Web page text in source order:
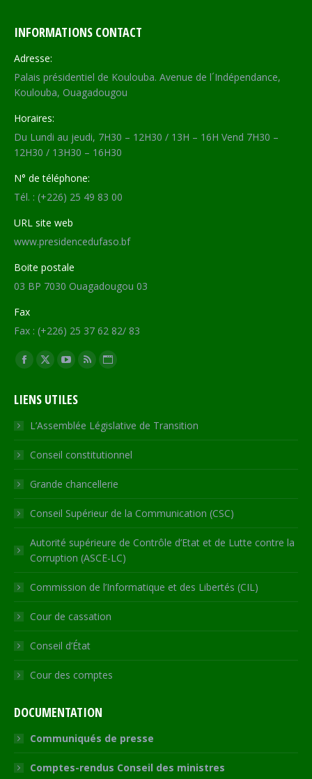
INFORMATIONS CONTACT
Adresse:
Palais présidentiel de Koulouba. Avenue de l´Indépendance,
Koulouba, Ouagadougou
Horaires:
Du Lundi au jeudi, 7H30 – 12H30 / 13H – 16H Vend 7H30 –
12H30 / 13H30 – 16H30
N° de téléphone:
Tél. : (+226) 25 49 83 00
URL site web
www.presidencedufaso.bf
Boite postale
03 BP 7030 Ouagadougou 03
Fax
Fax : (+226) 25 37 62 82/ 83
Trouvez nous sur :
Facebook
opens
in
new
window
X
opens
in
new
window
YouTube
opens
in
new
window
RSS
in
new
window
Site
opens
in
new
LIENS UTILES
L’Assemblée Législative de Transition
Conseil constitutionnel
Grande chancellerie
Conseil Supérieur de la Communication (CSC)
Autorité supérieure de Contrôle d’Etat et de Lutte contre la
Corruption (ASCE-LC)
Commission de l’Informatique et des Libertés (CIL)
Cour de cassation
Conseil d’État
Cour des comptes
DOCUMENTATION
Communiqués de presse
Comptes-rendus Conseil des ministres